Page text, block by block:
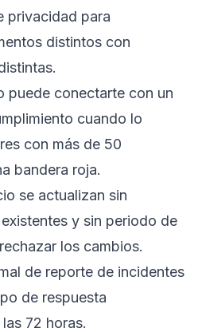
privacidad para
distintos con
puede conectarte con un
cuando lo
con más de 50
bandera roja.
se actualizan sin
y sin periodo de
los cambios.
de reporte de incidentes
de respuesta
72 horas.